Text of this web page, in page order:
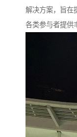
解决方案，旨在
各类参与者提供